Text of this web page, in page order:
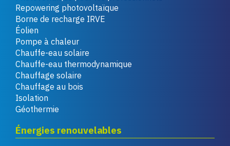
Repowering photovoltaïque
Borne de recharge IRVE
Éolien
Pompe à chaleur
Chauffe-eau solaire
Chauffe-eau thermodynamique
Chauffage solaire
Chauffage au bois
Isolation
Géothermie
Énergies renouvelables